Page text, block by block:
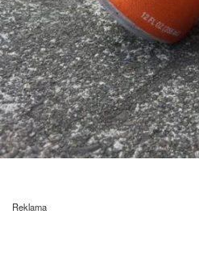
Reklama